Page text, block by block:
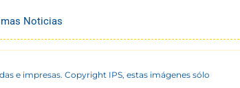
Noticias
e impresas. Copyright IPS, estas imágenes sólo